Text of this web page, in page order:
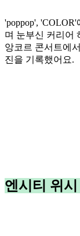
'poppop',
며 눈부신 커리어
앙코르 콘서트에
진을 기록했어요.
엔시티 위